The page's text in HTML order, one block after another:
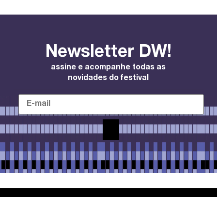
Newsletter DW!
assine e acompanhe todas as
novidades do festival